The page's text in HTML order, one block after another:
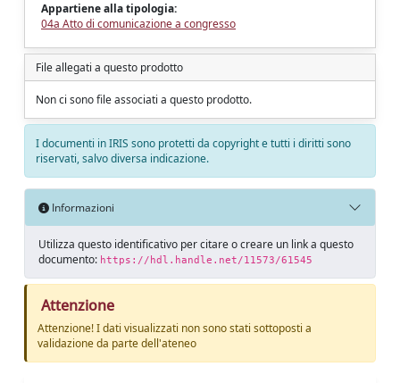
Appartiene alla tipologia:
04a Atto di comunicazione a congresso
File allegati a questo prodotto
Non ci sono file associati a questo prodotto.
I documenti in IRIS sono protetti da copyright e tutti i diritti sono
riservati, salvo diversa indicazione.
Informazioni
Utilizza questo identificativo per citare o creare un link a questo
documento: https://hdl.handle.net/11573/61545
Attenzione
Attenzione! I dati visualizzati non sono stati sottoposti a
validazione da parte dell'ateneo